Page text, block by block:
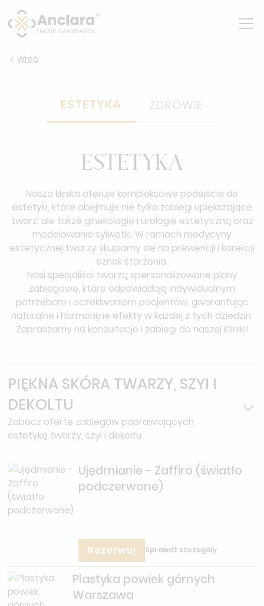
Wróć
ESTETYKA ZDROWIE
ESTETYKA
Nasza klinika oferuje kompleksowe podejście do
estetyki, które obejmuje nie tylko zabiegi upiększające
twarz, ale także ginekologię i urologię estetyczną oraz
modelowanie sylwetki. W ramach medycyny
estetycznej twarzy skupiamy się na prewencji i korekcji
oznak starzenia.
Nasi specjaliści tworzą spersonalizowane plany
zabiegowe, które odpowiadają indywidualnym
potrzebom i oczekiwaniom pacjentów, gwarantując
naturalne i harmonijne efekty w każdej z tych dziedzin.
Zapraszamy na konsultacje i zabiegi do naszej Kliniki!
PIĘKNA SKÓRA TWARZY, SZYI I
DEKOLTU
Zobacz ofertę zabiegów poprawiających
estetykę twarzy, szyi i dekoltu.
Ujędrnianie - Zaffiro (światło
podczerwone)
Rezerwuj Sprawdź szczegóły
Plastyka powiek górnych
Warszawa